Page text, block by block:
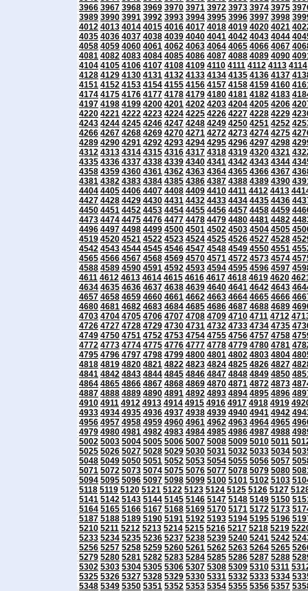
3966 3967 3968 3969 3970 3971 3972 3973 3974 3975
3989 3990 3991 3992 3993 3994 3995 3996 3997 3998
4012 4013 4014 4015 4016 4017 4018 4019 4020 4021
4035 4036 4037 4038 4039 4040 4041 4042 4043 4044
4058 4059 4060 4061 4062 4063 4064 4065 4066 4067
4081 4082 4083 4084 4085 4086 4087 4088 4089 4090
4104 4105 4106 4107 4108 4109 4110 4111 4112 4113 4114
4128 4129 4130 4131 4132 4133 4134 4135 4136 4137
4151 4152 4153 4154 4155 4156 4157 4158 4159 4160
4174 4175 4176 4177 4178 4179 4180 4181 4182 4183
4197 4198 4199 4200 4201 4202 4203 4204 4205 4206
4220 4221 4222 4223 4224 4225 4226 4227 4228 4229
4243 4244 4245 4246 4247 4248 4249 4250 4251 4252
4266 4267 4268 4269 4270 4271 4272 4273 4274 4275
4289 4290 4291 4292 4293 4294 4295 4296 4297 4298
4312 4313 4314 4315 4316 4317 4318 4319 4320 4321
4335 4336 4337 4338 4339 4340 4341 4342 4343 4344
4358 4359 4360 4361 4362 4363 4364 4365 4366 4367
4381 4382 4383 4384 4385 4386 4387 4388 4389 4390
4404 4405 4406 4407 4408 4409 4410 4411 4412 4413
4427 4428 4429 4430 4431 4432 4433 4434 4435 4436
4450 4451 4452 4453 4454 4455 4456 4457 4458 4459
4473 4474 4475 4476 4477 4478 4479 4480 4481 4482
4496 4497 4498 4499 4500 4501 4502 4503 4504 4505
4519 4520 4521 4522 4523 4524 4525 4526 4527 4528
4542 4543 4544 4545 4546 4547 4548 4549 4550 4551
4565 4566 4567 4568 4569 4570 4571 4572 4573 4574
4588 4589 4590 4591 4592 4593 4594 4595 4596 4597
4611 4612 4613 4614 4615 4616 4617 4618 4619 4620
4634 4635 4636 4637 4638 4639 4640 4641 4642 4643
4657 4658 4659 4660 4661 4662 4663 4664 4665 4666
4680 4681 4682 4683 4684 4685 4686 4687 4688 4689
4703 4704 4705 4706 4707 4708 4709 4710 4711 4712
4726 4727 4728 4729 4730 4731 4732 4733 4734 4735
4749 4750 4751 4752 4753 4754 4755 4756 4757 4758
4772 4773 4774 4775 4776 4777 4778 4779 4780 4781
4795 4796 4797 4798 4799 4800 4801 4802 4803 4804
4818 4819 4820 4821 4822 4823 4824 4825 4826 4827
4841 4842 4843 4844 4845 4846 4847 4848 4849 4850
4864 4865 4866 4867 4868 4869 4870 4871 4872 4873
4887 4888 4889 4890 4891 4892 4893 4894 4895 4896
4910 4911 4912 4913 4914 4915 4916 4917 4918 4919
4933 4934 4935 4936 4937 4938 4939 4940 4941 4942
4956 4957 4958 4959 4960 4961 4962 4963 4964 4965
4979 4980 4981 4982 4983 4984 4985 4986 4987 4988
5002 5003 5004 5005 5006 5007 5008 5009 5010 5011
5025 5026 5027 5028 5029 5030 5031 5032 5033 5034
5048 5049 5050 5051 5052 5053 5054 5055 5056 5057
5071 5072 5073 5074 5075 5076 5077 5078 5079 5080
5094 5095 5096 5097 5098 5099 5100 5101 5102 5103
5118 5119 5120 5121 5122 5123 5124 5125 5126 5127
5141 5142 5143 5144 5145 5146 5147 5148 5149 5150
5164 5165 5166 5167 5168 5169 5170 5171 5172 5173
5187 5188 5189 5190 5191 5192 5193 5194 5195 5196
5210 5211 5212 5213 5214 5215 5216 5217 5218 5219
5233 5234 5235 5236 5237 5238 5239 5240 5241 5242
5256 5257 5258 5259 5260 5261 5262 5263 5264 5265
5279 5280 5281 5282 5283 5284 5285 5286 5287 5288
5302 5303 5304 5305 5306 5307 5308 5309 5310 5311
5325 5326 5327 5328 5329 5330 5331 5332 5333 5334
5348 5349 5350 5351 5352 5353 5354 5355 5356 5357